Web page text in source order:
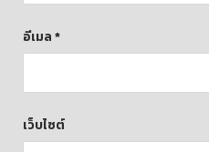
อีเมล *
เว็บไซต์